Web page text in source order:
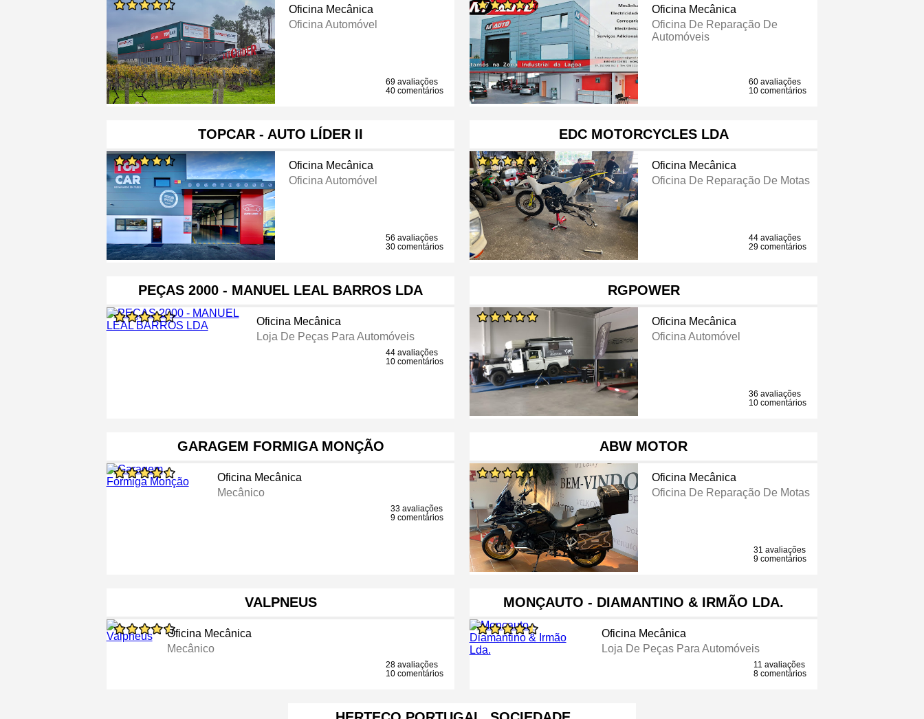
Oficina Mecânica
Oficina Automóvel
69 avaliações
40 comentários
Oficina Mecânica
Oficina De Reparação De
Automóveis
60 avaliações
10 comentários
TOPCAR - AUTO LÍDER II
Oficina Mecânica
Oficina Automóvel
56 avaliações
30 comentários
EDC MOTORCYCLES LDA
Oficina Mecânica
Oficina De Reparação De Motas
44 avaliações
29 comentários
PEÇAS 2000 - MANUEL LEAL BARROS LDA
Oficina Mecânica
Loja De Peças Para Automóveis
44 avaliações
10 comentários
RGPOWER
Oficina Mecânica
Oficina Automóvel
36 avaliações
10 comentários
GARAGEM FORMIGA MONÇÃO
Oficina Mecânica
Mecânico
33 avaliações
9 comentários
ABW MOTOR
Oficina Mecânica
Oficina De Reparação De Motas
31 avaliações
9 comentários
VALPNEUS
Oficina Mecânica
Mecânico
28 avaliações
10 comentários
MONÇAUTO - DIAMANTINO & IRMÃO LDA.
Oficina Mecânica
Loja De Peças Para Automóveis
11 avaliações
8 comentários